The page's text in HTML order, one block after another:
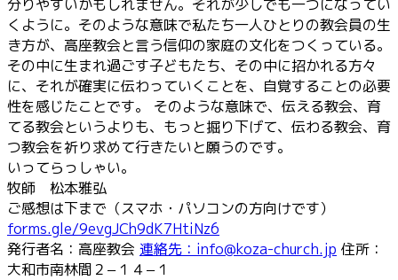
分りやすいかもしれません。それが少しでも一つになってい
くように。そのような意味で私たち一人ひとりの教会員の生
き方が、高座教会と言う信仰の家庭の文化をつくっている。
その中に生まれ過ごす子どもたち、その中に招かれる方々
に、それが確実に伝わっていくことを、自覚することの必要
性を感じたことです。 そのような意味で、伝える教会、育
てる教会というよりも、もっと掘り下げて、伝わる教会、育
つ教会を祈り求めて行きたいと願うのです。
いってらっしゃい。
牧師 松本雅弘
ご感想は下まで（スマホ・パソコンの方向けです）
forms.gle/9evgJCh9dK7HtiNz6
発行者名：高座教会 連絡先：info@koza-church.jp 住所：
大和市南林間２−１４−１